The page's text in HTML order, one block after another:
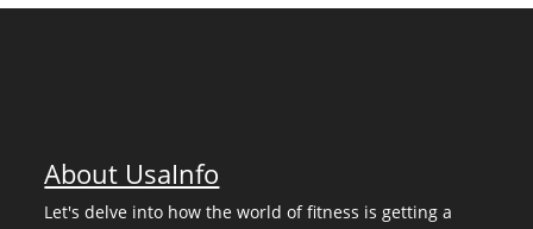
About UsaInfo
Let's delve into how the world of fitness is getting a